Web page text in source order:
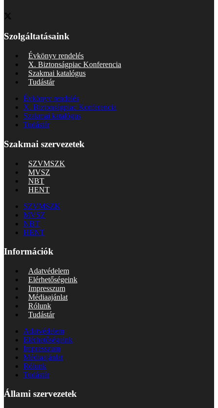
Szolgáltatásaink
Évkönyv rendelés
X. Biztonságpiac Konferencia
Szakmai katalógus
Tudástár
Évkönyv rendelés
X. Biztonságpiac Konferencia
Szakmai katalógus
Tudástár
Szakmai szervezetek
SZVMSZK
MVSZ
NBT
HENT
SZVMSZK
MVSZ
NBT
HENT
Információk
Adatvédelem
Elérhetőségeink
Impresszum
Médiaajánlat
Rólunk
Tudástár
Adatvédelem
Elérhetőségeink
Impresszum
Médiaajánlat
Rólunk
Tudástár
Állami szervezetek